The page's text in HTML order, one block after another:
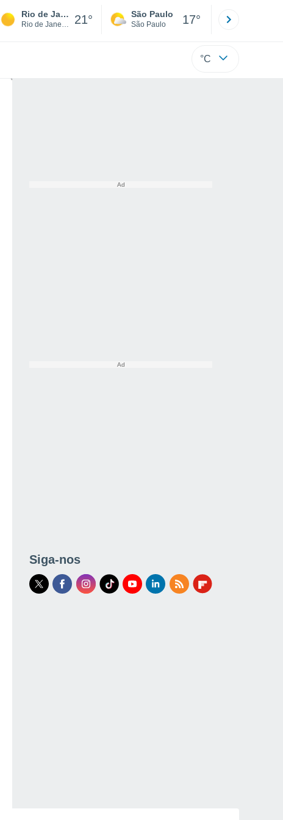
Rio de Janeiro
Rio de Janeiro 21° São Paulo
São Paulo 17°
°C
Siga-nos